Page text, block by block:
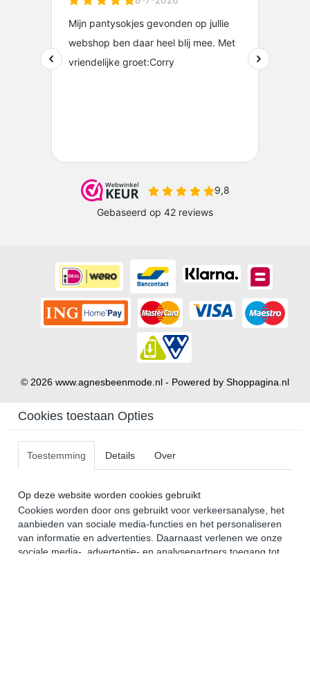
© 2026 www.agnesbeenmode.nl - Powered by Shoppagina.nl
Cookies toestaan Opties
Toestemming Details Over
Op deze website worden cookies gebruikt
Cookies worden door ons gebruikt voor verkeersanalyse, het
aanbieden van sociale media-functies en het personaliseren
van informatie en advertenties. Daarnaast verlenen we onze
sociale media-, advertentie- en analysepartners toegang tot